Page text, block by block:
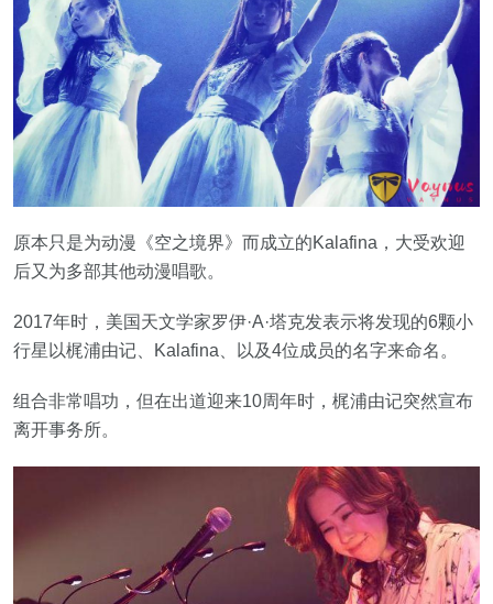
原本只是为动漫《空之境界》而成立的Kalafina，大受欢迎
后又为多部其他动漫唱歌。
2017年时，美国天文学家罗伊·A·塔克发表示将发现的6颗小
行星以梶浦由记、Kalafina、以及4位成员的名字来命名。
组合非常唱功，但在出道迎来10周年时，梶浦由记突然宣布
离开事务所。